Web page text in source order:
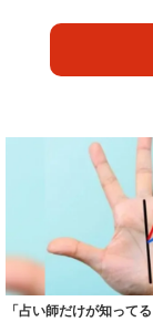
「占い師だけが知って